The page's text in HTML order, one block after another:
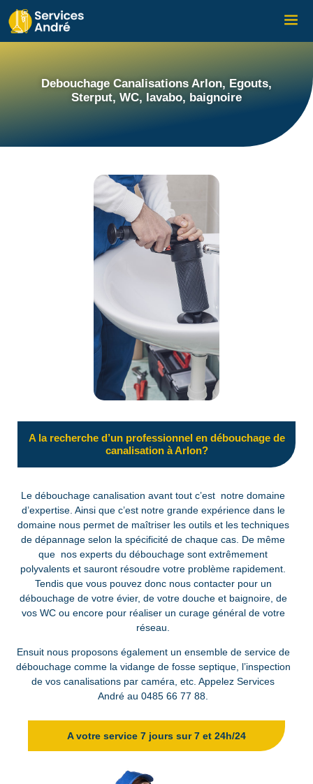
Debouchage Canalisations Arlon, Egouts,
Sterput, WC, lavabo, baignoire
A la recherche d’un professionnel en débouchage de
canalisation à Arlon?
Le débouchage canalisation avant tout c’est notre domaine
d’expertise. Ainsi que c’est notre grande expérience dans le
domaine nous permet de maîtriser les outils et les techniques
de dépannage selon la spécificité de chaque cas. De même
que nos experts du débouchage sont extrêmement
polyvalents et sauront résoudre votre problème rapidement.
Tendis que vous pouvez donc nous contacter pour un
débouchage de votre évier, de votre douche et baignoire, de
vos WC ou encore pour réaliser un curage général de votre
réseau.
Ensuit nous proposons également un ensemble de service de
débouchage comme la vidange de fosse septique, l’inspection
de vos canalisations par caméra, etc. Appelez Services
André au 0485 66 77 88
A votre service 7 jours sur 7 et 24h/24